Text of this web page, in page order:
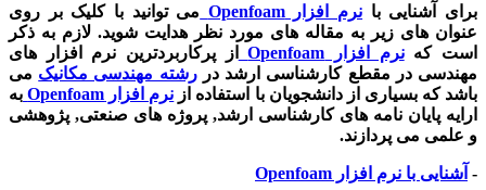
برای آشنایی با نرم افزار Openfoam
می توانید با کلیک بر روی
عنوان های زیر به مقاله های مورد نظر هدایت شوید. لازم به ذکر
است کهنرم افزار Openfoam
از پرکاربردترین نرم افزار های
مهندسی در مقطع کارشناسی ارشد دررشته مهندسی مکانیک می
باشد که بسیاری از دانشجویان با استفاده از نرم افزار Openfoam
به
ارایه پایان نامه های کارشناسی ارشد, پروژه های صنعتی, پژوهشی
و علمی می پردازند.
- آشنایی با نرم افزار Openfoam